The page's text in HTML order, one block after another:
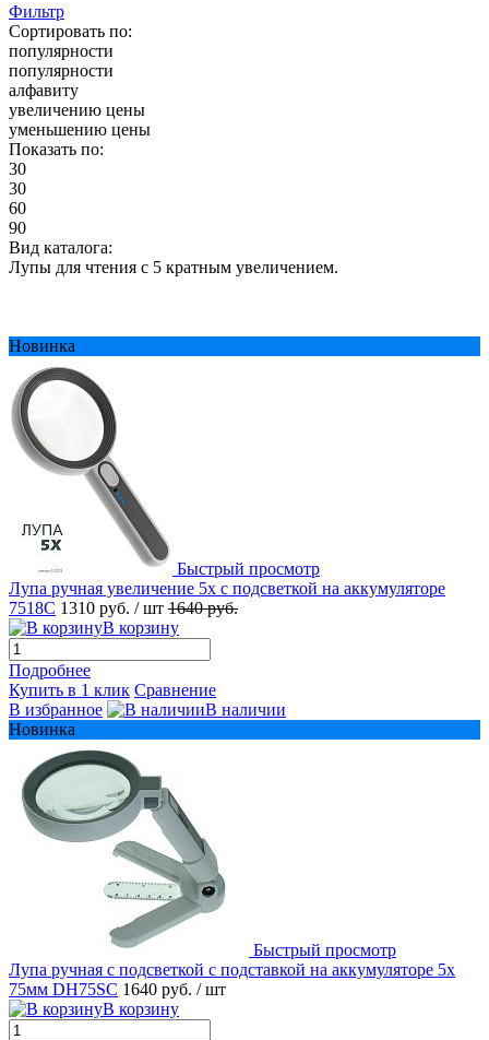
Фильтр
Сортировать по:
популярности
популярности
алфавиту
увеличению цены
уменьшению цены
Показать по:
30
30
60
90
Вид каталога:
Лупы для чтения с 5 кратным увеличением.
Новинка
Быстрый просмотр
Лупа ручная увеличение 5x с подсветкой на аккумуляторе
7518C 1310 руб. / шт 1640 руб.
В корзину
Подробнее
Купить в 1 клик Сравнение
В избранное
В наличии
Новинка
Быстрый просмотр
Лупа ручная с подсветкой с подставкой на аккумуляторе 5x
75мм DH75SC 1640 руб. / шт
В корзину